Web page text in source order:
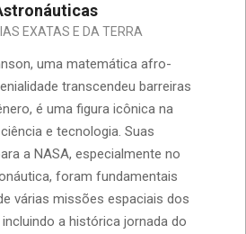
EXATAS E DA TERRA
uma matemática afro-
transcendeu barreiras
é uma figura icônica na
e tecnologia. Suas
a NASA, especialmente no
foram fundamentais
várias missões espaciais dos
a histórica jornada do